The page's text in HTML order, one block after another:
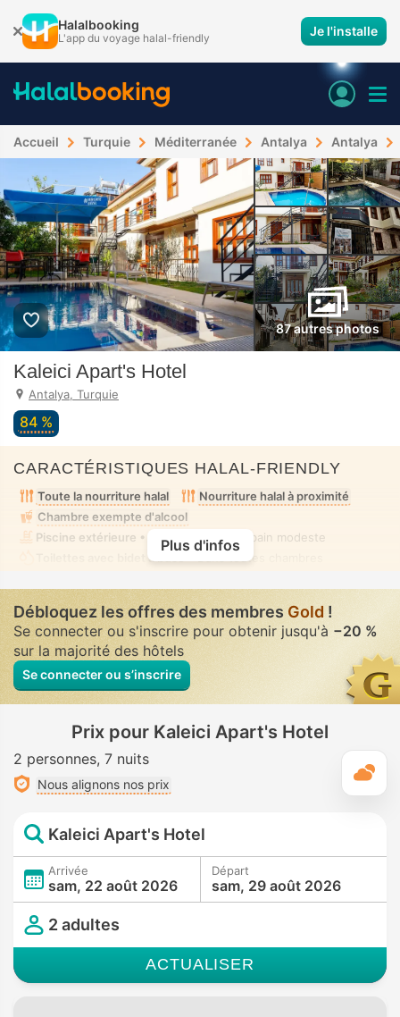
Halalbooking
L'app du voyage halal-friendly Je l'installe
Accueil Turquie Méditerranée Antalya Antalya
87 autres photos
Kaleici Apart's Hotel
Antalya, Turquie
84 %
CARACTÉRISTIQUES HALAL-FRIENDLY
Toute la nourriture halal
Nourriture halal à proximité
Chambre exempte d'alcool
Piscine extérieure • Mixte • Tenue de bain modeste
Toilettes avec bidet à buse
• Dans toutes chambres
Plus d'infos
Débloquez les offres des membres Gold !
Se connecter ou s'inscrire pour obtenir jusqu'à −20 %
sur la majorité des hôtels
Se connecter ou s’inscrire
Prix pour Kaleici Apart's Hotel
2 personnes 7 nuits
Nous alignons nos prix
Kaleici Apart's Hotel
Arrivée
sam, 22 août 2026
Départ
sam, 29 août 2026
2 adultes
ACTUALISER